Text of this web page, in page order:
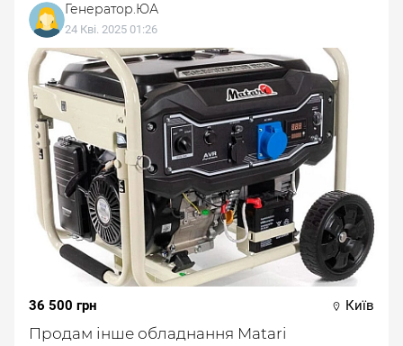
Генератор.ЮА
24 Кві. 2025 01:26
36 500 грн Київ
Продам інше обладнання Matari